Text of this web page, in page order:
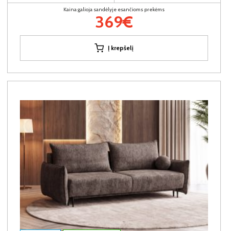
Kaina galioja sandėlyje esančioms prekėms
369€
Į krepšelį